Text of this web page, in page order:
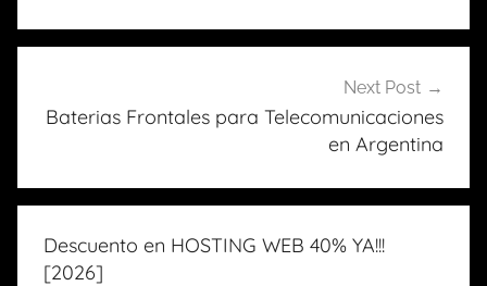
Next Post
Baterias Frontales para Telecomunicaciones
en Argentina
Descuento en HOSTING WEB 40% YA!!!
[2026]